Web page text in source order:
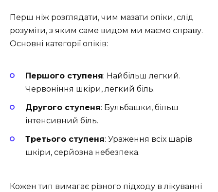
Перш ніж розглядати, чим мазати опіки, слід
розуміти, з яким саме видом ми маємо справу.
Основні категорії опіків:
Першого ступеня: Найбільш легкий.
Червоніння шкіри, легкий біль.
Другого ступеня: Бульбашки, більш
інтенсивний біль.
Третього ступеня: Ураження всіх шарів
шкіри, серйозна небезпека.
Кожен тип вимагає різного підходу в лікуванні